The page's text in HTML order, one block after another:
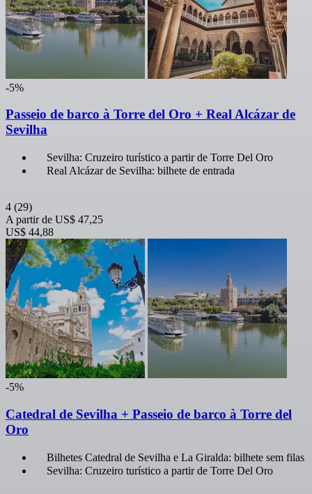
-5%
Passeio de barco à Torre del Oro + Real Alcázar de
Sevilha
Sevilha: Cruzeiro turístico a partir de Torre Del Oro
Real Alcázar de Sevilha: bilhete de entrada
4 (29)
A partir de US$ 47,25
US$ 44,88
-5%
Catedral de Sevilha + Passeio de barco à Torre del
Oro
Bilhetes Catedral de Sevilha e La Giralda: bilhete sem filas
Sevilha: Cruzeiro turístico a partir de Torre Del Oro